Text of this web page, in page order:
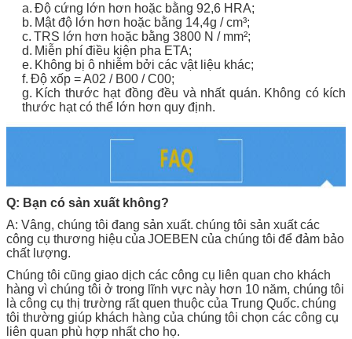
a. Độ cứng lớn hơn hoặc bằng 92,6 HRA;
b. Mật độ lớn hơn hoặc bằng 14,4g / cm³;
c. TRS lớn hơn hoặc bằng 3800 N / mm²;
d. Miễn phí điều kiện pha ETA;
e. Không bị ô nhiễm bởi các vật liệu khác;
f. Độ xốp = A02 / B00 / C00;
g. Kích thước hạt đồng đều và nhất quán. Không có kích
thước hạt có thể lớn hơn quy định.
Q: Bạn có sản xuất không?
A: Vâng, chúng tôi đang sản xuất. chúng tôi sản xuất các
công cụ thương hiệu của JOEBEN của chúng tôi để đảm bảo
chất lượng.
Chúng tôi cũng giao dịch các công cụ liên quan cho khách
hàng vì chúng tôi ở trong lĩnh vực này hơn 10 năm, chúng tôi
là công cụ thị trường rất quen thuộc của Trung Quốc. chúng
tôi thường giúp khách hàng của chúng tôi chọn các công cụ
liên quan phù hợp nhất cho họ.